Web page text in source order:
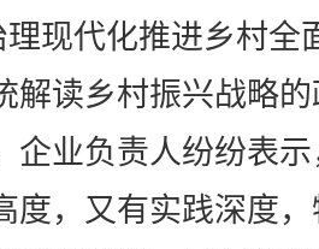
理现代化推进乡村全
解读乡村振兴战略
企业负责人纷纷表
度，又有实践深度